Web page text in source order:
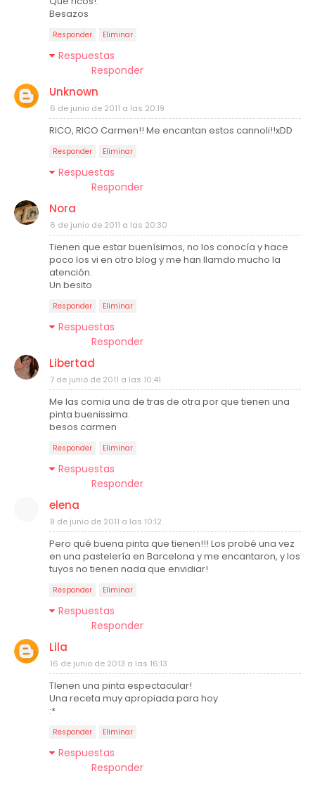
Besazos
Responder Eliminar
Respuestas
Responder
Unknown
6 de junio de 2011 a las 20:19
RICO, RICO Carmen!! Me encantan estos cannoli!!xDD
Responder Eliminar
Respuestas
Responder
Nora
6 de junio de 2011 a las 20:30
Tienen que estar buenísimos, no los conocía y hace
poco los vi en otro blog y me han llamdo mucho la
atención.
Un besito
Responder Eliminar
Respuestas
Responder
Libertad
7 de junio de 2011 a las 10:41
Me las comia una de tras de otra por que tienen una
pinta buenissima.
besos carmen
Responder Eliminar
Respuestas
Responder
elena
8 de junio de 2011 a las 10:12
Pero qué buena pinta que tienen!!! Los probé una vez
en una pastelería en Barcelona y me encantaron, y los
tuyos no tienen nada que envidiar!
Responder Eliminar
Respuestas
Responder
Lila
16 de junio de 2013 a las 16:13
TIenen una pinta espectacular!
Una receta muy apropiada para hoy
:*
Responder Eliminar
Respuestas
Responder